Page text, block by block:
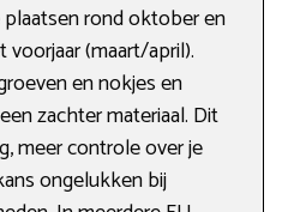
rond oktober en
voorjaar (maart/april).
en nokjes en
zachter materiaal. Dit
meer controle over je
ongelukken bij